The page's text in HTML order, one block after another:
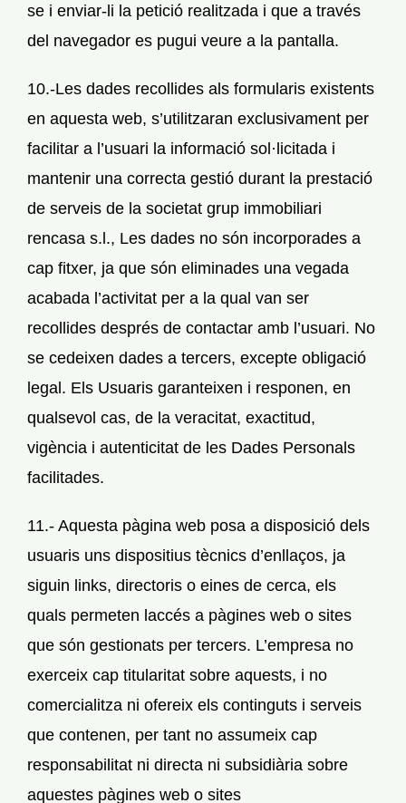
se i enviar-li la petició realitzada i que a través
del navegador es pugui veure a la pantalla.
10.-Les dades recollides als formularis existents
en aquesta web, s’utilitzaran exclusivament per
facilitar a l’usuari la informació sol·licitada i
mantenir una correcta gestió durant la prestació
de serveis de la societat grup immobiliari
rencasa s.l., Les dades no són incorporades a
cap fitxer, ja que són eliminades una vegada
acabada l’activitat per a la qual van ser
recollides després de contactar amb l’usuari. No
se cedeixen dades a tercers, excepte obligació
legal. Els Usuaris garanteixen i responen, en
qualsevol cas, de la veracitat, exactitud,
vigència i autenticitat de les Dades Personals
facilitades.
11.- Aquesta pàgina web posa a disposició dels
usuaris uns dispositius tècnics d’enllaços, ja
siguin links, directoris o eines de cerca, els
quals permeten laccés a pàgines web o sites
que són gestionats per tercers. L’empresa no
exerceix cap titularitat sobre aquests, i no
comercialitza ni ofereix els continguts i serveis
que contenen, per tant no assumeix cap
responsabilitat ni directa ni subsidiària sobre
aquestes pàgines web o sites